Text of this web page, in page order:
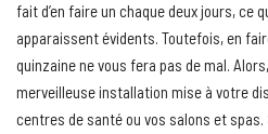
fait d’en faire un chaque deux jours, ce
apparaissent évidents. Toutefois, en
quinzaine ne vous fera pas de mal.
merveilleuse installation mise à votre
centres de santé ou vos salons et spas.